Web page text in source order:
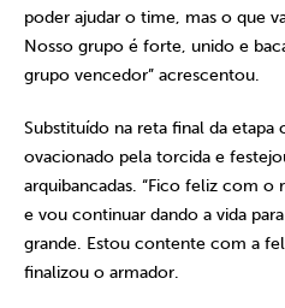
poder ajudar o time, mas o que
Nosso grupo é forte, unido e
grupo vencedor” acrescentou.
Substituído na reta final da
ovacionado pela torcida e
arquibancadas. “Fico feliz com
e vou continuar dando a vida
grande. Estou contente com a
finalizou o armador.